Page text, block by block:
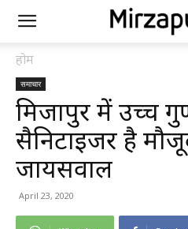
होम
समाचार
मिर्जापुर में उच्च
सैनिटाइजर है
जायसवाल
April 23, 2020